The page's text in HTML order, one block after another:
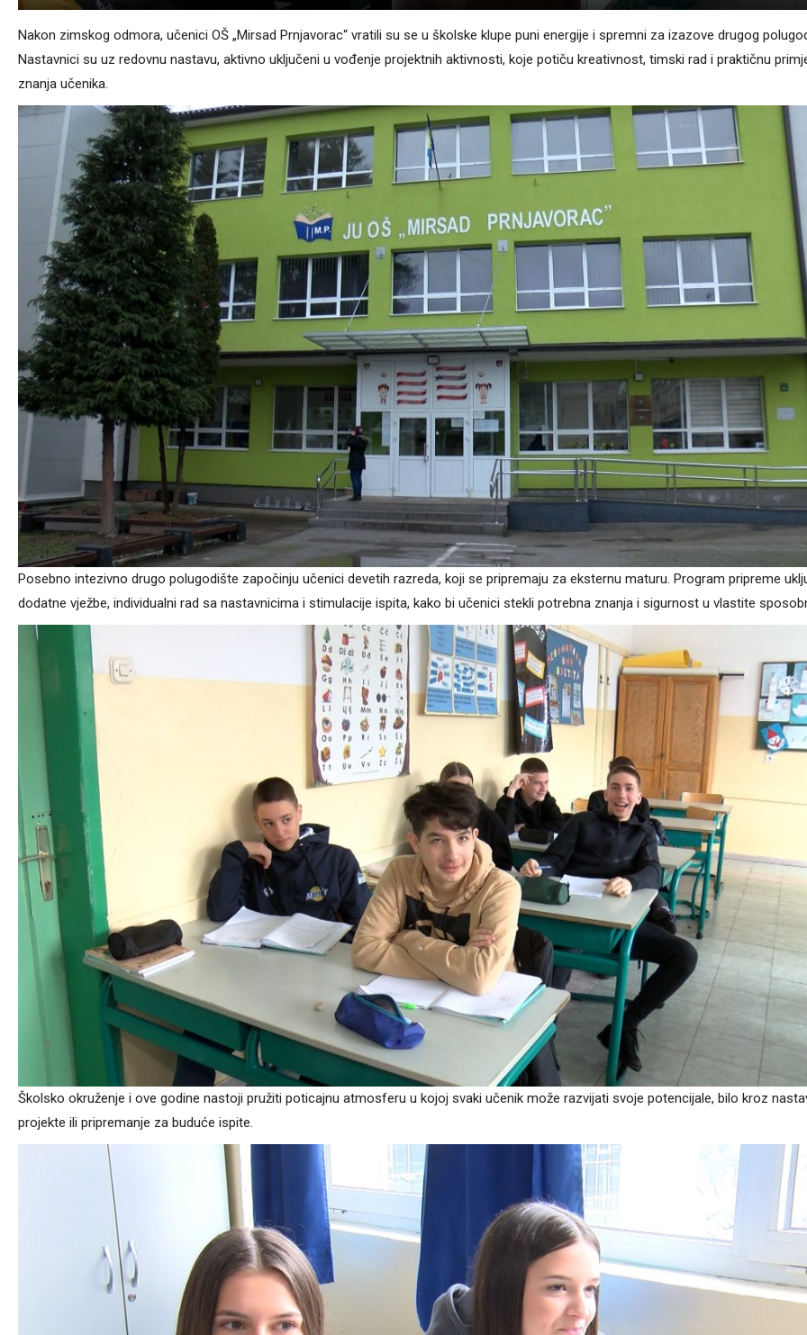
Nakon zimskog odmora, učenici OŠ „Mirsad Prnjavorac“ vratili su se u školske klupe puni energije i spremni za izazove drugog
Nastavnici su uz redovnu nastavu, aktivno uključeni u vođenje projektnih aktivnosti, koje potiču kreativnost, timski rad i praktičnu
znanja učenika.
Posebno intezivno drugo polugodište započinju učenici devetih razreda, koji se pripremaju za eksternu maturu. Program pripreme
dodatne vježbe, individualni rad sa nastavnicima i stimulacije ispita, kako bi učenici stekli potrebna znanja i sigurnost u vlastite
Školsko okruženje i ove godine nastoji pružiti poticajnu atmosferu u kojoj svaki učenik može razvijati svoje potencijale, bilo kroz
projekte ili pripremanje za buduće ispite.